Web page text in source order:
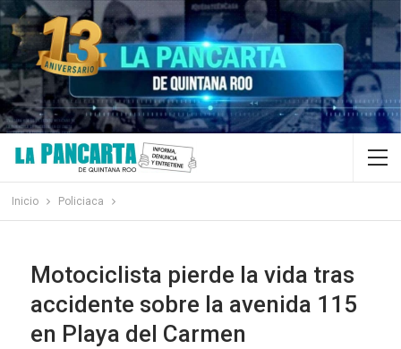
Inicio Policiaca
Motociclista pierde la vida tras
accidente sobre la avenida 115
en Playa del Carmen